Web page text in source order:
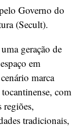
Governo do
(Secult).
geração de
em
marca
com
regiões,
tradicionais,